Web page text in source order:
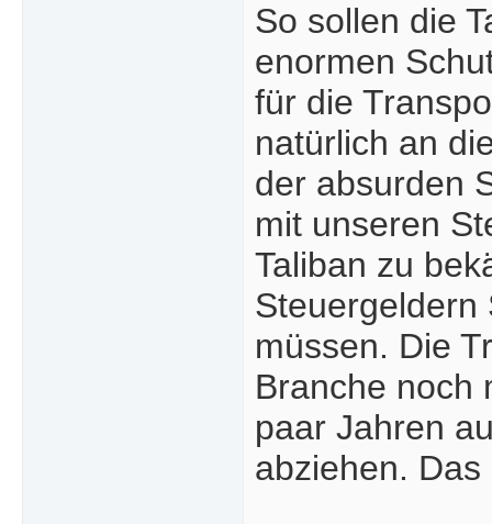
So sollen die
enormen
für die
natürlich an
der absurden
mit unseren
Taliban zu
Steuergeldern
müssen. Die
Branche noch
paar Jahren
abziehen.